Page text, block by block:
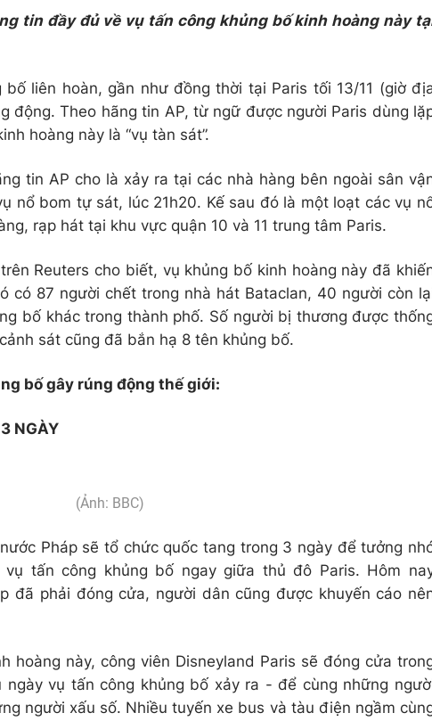
tin đầy đủ về vụ tấn công khủng bố kinh hoàng này
liên hoàn, gần như đồng thời tại Paris tối 13/11 (giờ
động. Theo hãng tin AP, từ ngữ được người Paris dùng
hoàng này là “vụ tàn sát”.
tin AP cho là xảy ra tại các nhà hàng bên ngoài sân
nổ bom tự sát, lúc 21h20. Kế sau đó là một loạt các vụ
rạp hát tại khu vực quận 10 và 11 trung tâm Paris.
Reuters cho biết, vụ khủng bố kinh hoàng này đã
có 87 người chết trong nhà hát Bataclan, 40 người còn
bố khác trong thành phố. Số người bị thương được
sát cũng đã bắn hạ 8 tên khủng bố.
bố gây rúng động thế giới:
NGÀY
(Ảnh: BBC)
Pháp sẽ tổ chức quốc tang trong 3 ngày để tưởng
tấn công khủng bố ngay giữa thủ đô Paris. Hôm
đã phải đóng cửa, người dân cũng được khuyến cáo
hoàng này, công viên Disneyland Paris sẽ đóng cửa
ngày vụ tấn công khủng bố xảy ra - để cùng những
người xấu số. Nhiều tuyến xe bus và tàu điện ngầm